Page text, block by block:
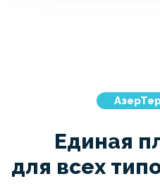
Единая
для всех